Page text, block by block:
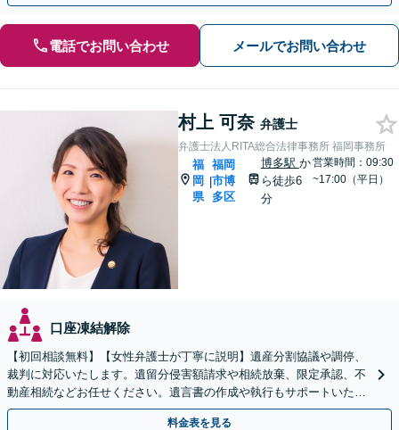
電話でお問い合わせ メールでお問い合わせ
村上 可奈 弁護士
弁護士法人RITA総合法律事務所 福岡事務所
福
岡
県
|
福岡
市博
多区
博多駅 か
ら徒歩6
分
営業時間：09:30
~17:00（平日）
口座凍結解除
【初回相談無料】【女性弁護士が丁寧に説明】遺産分割協議や調停、
裁判に対応いたします。遺留分侵害額請求や相続放棄、限定承認、不
動産相続などお任せください。遺言書の作成や執行もサポートいたし
ます【博多駅6分】
料金表を見る